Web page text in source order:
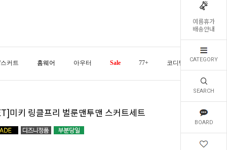
여름휴가
배송안내
CATEGORY
SEARCH
BOARD
커트 홈웨어 아우터 Sale 77+ 코디템 오늘발송
미키 링클프리 벌룬맨투맨 스커트세트